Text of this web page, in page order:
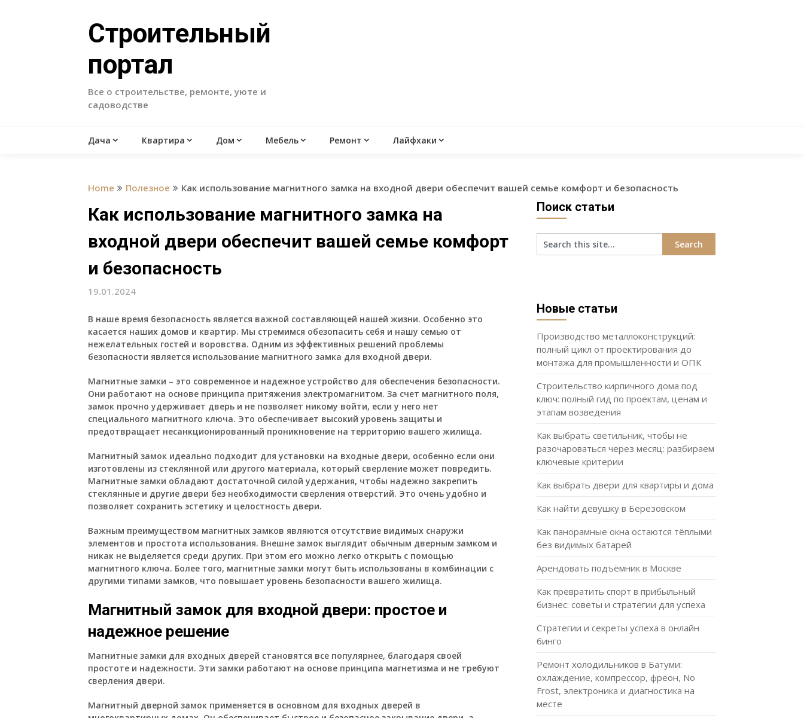
Строительный
портал
Все о строительстве, ремонте, уюте и
садоводстве
Дача Квартира Дом Мебель Ремонт Лайфхаки
Home Полезное Как использование магнитного замка на входной двери обеспечит вашей семье комфорт и безопасность
Как использование магнитного замка на
входной двери обеспечит вашей семье комфорт
и безопасность
19.01.2024
В наше время безопасность является важной составляющей нашей жизни. Особенно это
касается наших домов и квартир. Мы стремимся обезопасить себя и нашу семью от
нежелательных гостей и воровства. Одним из эффективных решений проблемы
безопасности является использование магнитного замка для входной двери.
Магнитные замки – это современное и надежное устройство для обеспечения безопасности.
Они работают на основе принципа притяжения электромагнитом. За счет магнитного поля,
замок прочно удерживает дверь и не позволяет никому войти, если у него нет
специального магнитного ключа. Это обеспечивает высокий уровень защиты и
предотвращает несанкционированный проникновение на территорию вашего жилища.
Магнитный замок идеально подходит для установки на входные двери, особенно если они
изготовлены из стеклянной или другого материала, который сверление может повредить.
Магнитные замки обладают достаточной силой удержания, чтобы надежно закрепить
стеклянные и другие двери без необходимости сверления отверстий. Это очень удобно и
позволяет сохранить эстетику и целостность двери.
Важным преимуществом магнитных замков являются отсутствие видимых снаружи
элементов и простота использования. Внешне замок выглядит обычным дверным замком и
никак не выделяется среди других. При этом его можно легко открыть с помощью
магнитного ключа. Более того, магнитные замки могут быть использованы в комбинации с
другими типами замков, что повышает уровень безопасности вашего жилища.
Магнитный замок для входной двери: простое и
надежное решение
Магнитные замки для входных дверей становятся все популярнее, благодаря своей
простоте и надежности. Эти замки работают на основе принципа магнетизма и не требуют
сверления двери.
Магнитный дверной замок применяется в основном для входных дверей в
Поиск статьи
Новые статьи
Производство металлоконструкций:
полный цикл от проектирования до
монтажа для промышленности и ОПК
Строительство кирпичного дома под
ключ: полный гид по проектам, ценам и
этапам возведения
Как выбрать светильник, чтобы не
разочароваться через месяц: разбираем
ключевые критерии
Как выбрать двери для квартиры и дома
Как найти девушку в Березовском
Как панорамные окна остаются тёплыми
без видимых батарей
Арендовать подъёмник в Москве
Как превратить спорт в прибыльный
бизнес: советы и стратегии для успеха
Стратегии и секреты успеха в онлайн
бинго
Ремонт холодильников в Батуми:
охлаждение, компрессор, фреон, No
Frost, электроника и диагностика на
месте